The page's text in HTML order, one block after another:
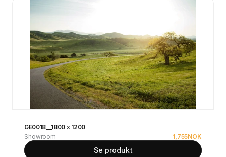
GE0018__1800 x 1200
Showroom
1,755NOK
Se produkt